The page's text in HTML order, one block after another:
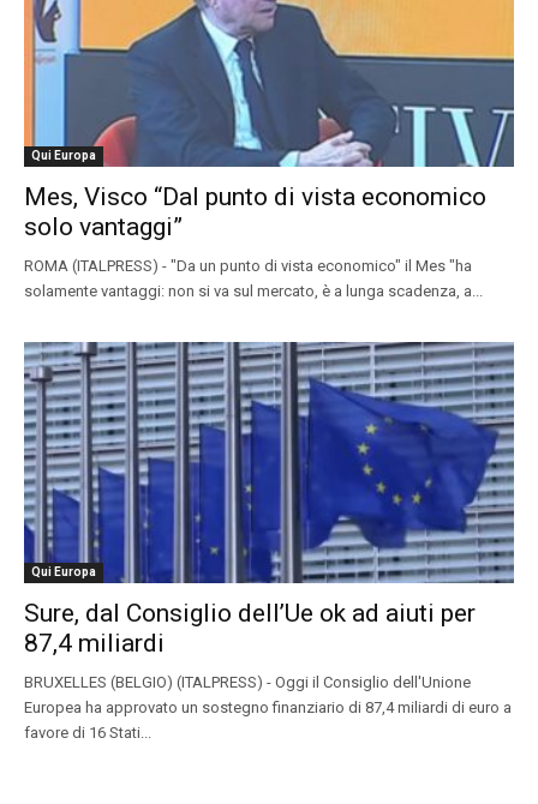
Qui Europa
Mes, Visco “Dal punto di vista economico
solo vantaggi”
ROMA (ITALPRESS) - "Da un punto di vista economico" il Mes "ha
solamente vantaggi: non si va sul mercato, è a lunga scadenza, a...
Qui Europa
Sure, dal Consiglio dell’Ue ok ad aiuti per
87,4 miliardi
BRUXELLES (BELGIO) (ITALPRESS) - Oggi il Consiglio dell'Unione
Europea ha approvato un sostegno finanziario di 87,4 miliardi di euro a
favore di 16 Stati...